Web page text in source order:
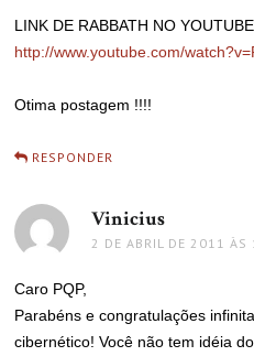
LINK DE RABBATH NO
http://www.youtube.com/
Otima postagem !!!!
RESPONDER
Vinicius
2 DE ABRIL DE 2011 ÀS
Caro PQP,
Parabéns e congratulações
cibernético! Você não tem idéia